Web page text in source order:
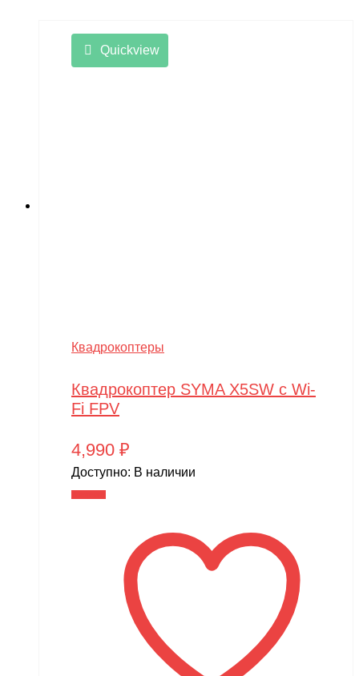
Quickview
Квадрокоптеры
Квадрокоптер SYMA X5SW c Wi-
Fi FPV
4,990 ₽
Доступно: В наличии